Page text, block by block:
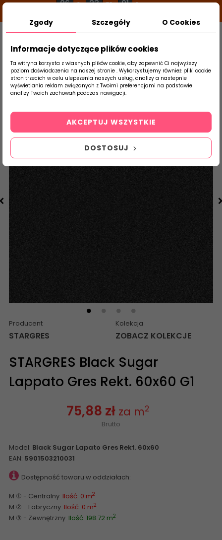
06 g 23 m 00 s
Szukaj
produktu
Strona Główna Salon / Taras Stargres
Producent
STARGRES
Kolekcja
ZOBACZ KOLEKCJE
STARGRES Black Sugar
Lappato Gres Rekt. 60x60 G1
75,88 zł za m2
Brutto
Model: Black Sugar Lapato Gres Rekt. 60x60
EAN: 5901503210031
Dostępność towaru w oddziałach:
M ① - Centralny Ilość: 0 m2
M ② - Fabryczny Ilość: 0 m2
M ③ - Zewnętrzny Ilość: 198.72 m2
Zgody Szczegóły O Cookies
Informacje dotyczące plików cookies
Ta witryna korzysta z własnych plików cookie, aby zapewnić Ci najwyższy
poziom doświadczenia na naszej stronie . Wykorzystujemy również pliki cookie
stron trzecich w celu ulepszenia naszych usług, analizy a nastepnie
wyświetlania reklam związanych z Twoimi preferencjami na podstawie
analizy Twoich zachowań podczas nawigacji.
DOSTOSUJ
AKCEPTUJ WSZYSTKIE